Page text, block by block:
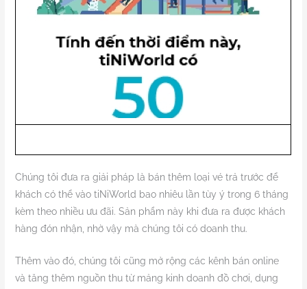
Chúng tôi đưa ra giải pháp là bán thêm loại vé trả trước để
khách có thể vào tiNiWorld bao nhiêu lần tùy ý trong 6 tháng
kèm theo nhiều ưu đãi. Sản phẩm này khi đưa ra được khách
hàng đón nhận, nhờ vậy mà chúng tôi có doanh thu.
Thêm vào đó, chúng tôi cũng mở rộng các kênh bán online
và tăng thêm nguồn thu từ mảng kinh doanh đồ chơi, dụng